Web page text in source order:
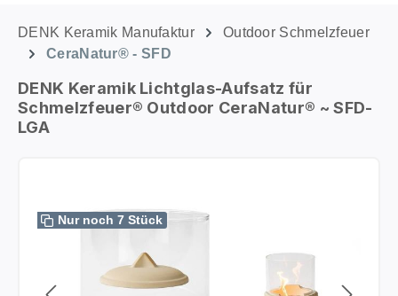
DENK Keramik Manufaktur
Outdoor Schmelzfeuer
CeraNatur® - SFD
DENK Keramik Lichtglas-Aufsatz für
Schmelzfeuer® Outdoor CeraNatur® ~ SFD-
LGA
Nur noch 7 Stück